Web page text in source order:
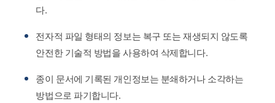
다.
전자적 파일 형태의 정보는 복구 또는 재생되지 않도록
안전한 기술적 방법을 사용하여 삭제합니다.
종이 문서에 기록된 개인정보는 분쇄하거나 소각하는
방법으로 파기합니다.